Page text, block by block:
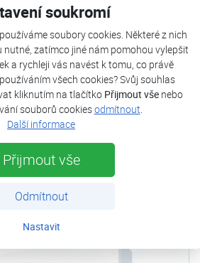
soukromí
soubory cookies. Některé z nich
zatímco jiné nám pomohou vylepšit
a rychleji vás navést k tomu, co právě
všech cookies? Svůj souhlas
kliknutím na tlačítko Přijmout všenebo
souborů cookiesodmítnout
Další informace
Přijmout vše
Odmítnout
Nastavit
KM
jednotek Aircon FUJI s
které je možné kombinovat s jinými
jednotek. Velmi tichý chod,
Wi-Fi a ekologické chladivo R32
modelů s označením KM.